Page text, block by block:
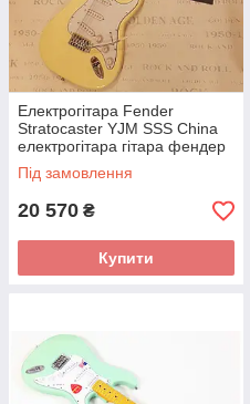
Електрогітара Fender
Stratocaster YJM SSS China
електрогітара гітара фендер
Під замовлення
20 570 ₴
Купити